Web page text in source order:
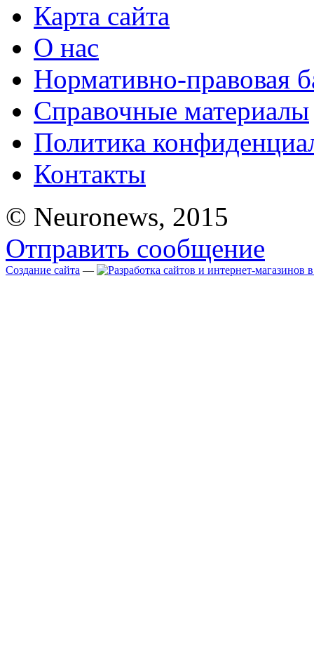
Карта сайта
О нас
Нормативно-правовая
Справочные материалы
Политика
Контакты
© Neuronews, 2015
Отправить сообщение
Создание сайта —